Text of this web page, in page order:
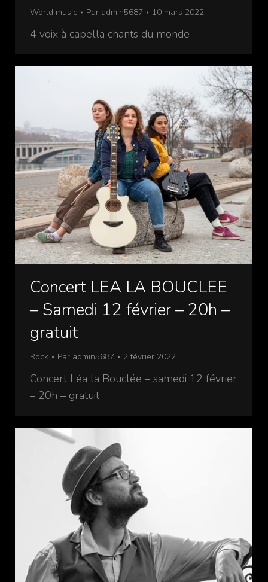
World music Par admin5687 10 mars 2022
4 voix à capella chants du monde
Concert LEA LA BOUCLEE
– Samedi 12 février – 20h –
gratuit
Rock Par admin5687 2 février 2022
Concert Léa la Bouclée – samedi 12 février
– 20h – gratuit